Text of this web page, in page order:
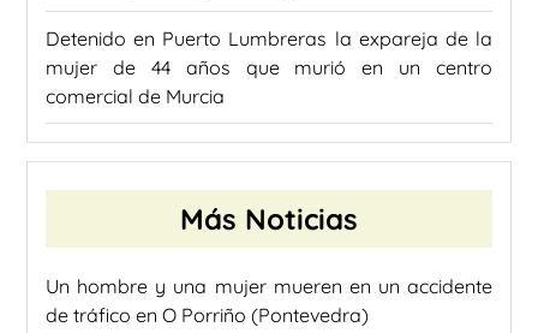
Detenido en Puerto Lumbreras la expareja de la
mujer de 44 años que murió en un centro
comercial de Murcia
Más Noticias
Un hombre y una mujer mueren en un accidente
de tráfico en O Porriño (Pontevedra)